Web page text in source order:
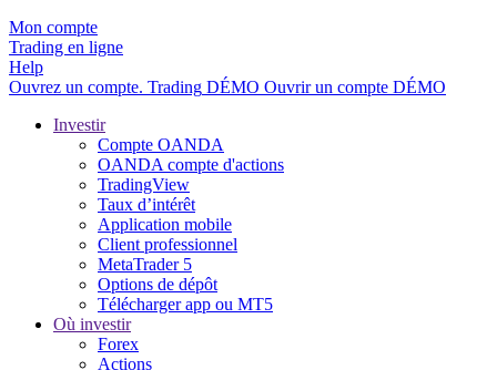
Mon compte
Trading en ligne
Help
Ouvrez un compte. Trading DÉMO Ouvrir un compte DÉMO
Investir
Compte OANDA
OANDA compte d'actions
TradingView
Taux d’intérêt
Application mobile
Client professionnel
MetaTrader 5
Options de dépôt
Télécharger app ou MT5
Où investir
Forex
Actions